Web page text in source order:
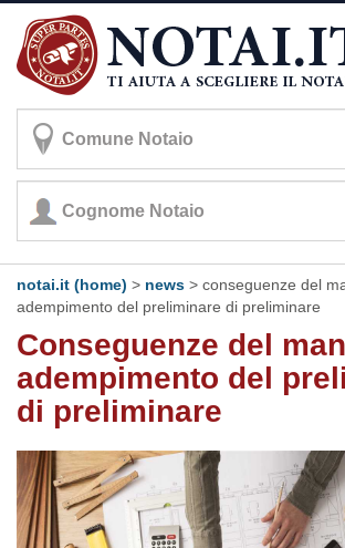
notai.it (home) > news > conseguenze del
adempimento del preliminare di preliminare
Conseguenze del
adempimento del
di preliminare